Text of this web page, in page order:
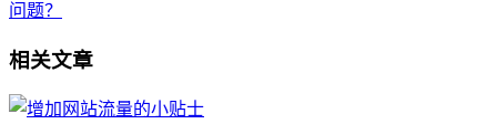
问题？
相关文章